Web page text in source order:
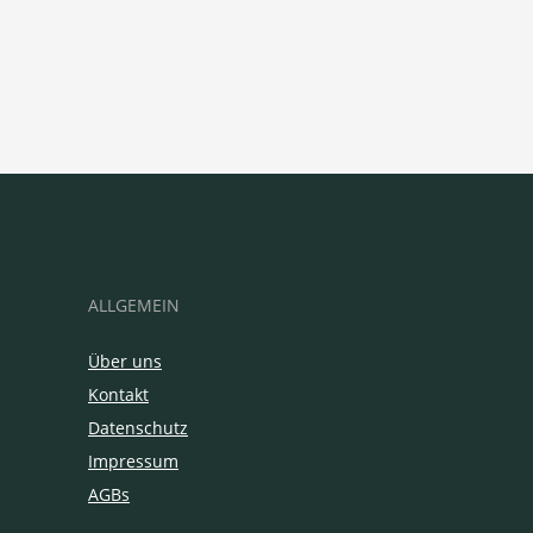
ALLGEMEIN
Über uns
Kontakt
Datenschutz
Impressum
AGBs